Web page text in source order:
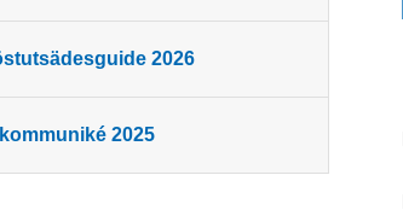
2026
2025